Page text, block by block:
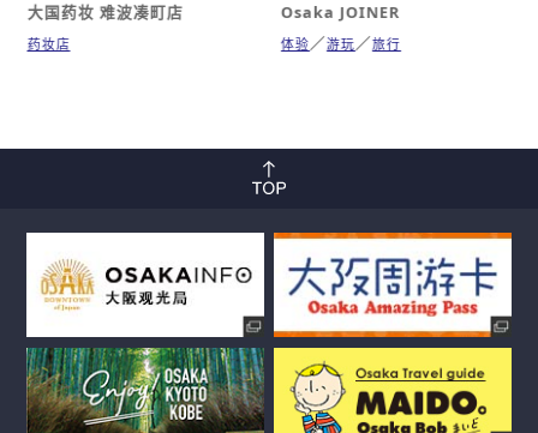
大国药妆 难波凑町店
药妆店
Osaka JOINER
体验 游玩 旅行